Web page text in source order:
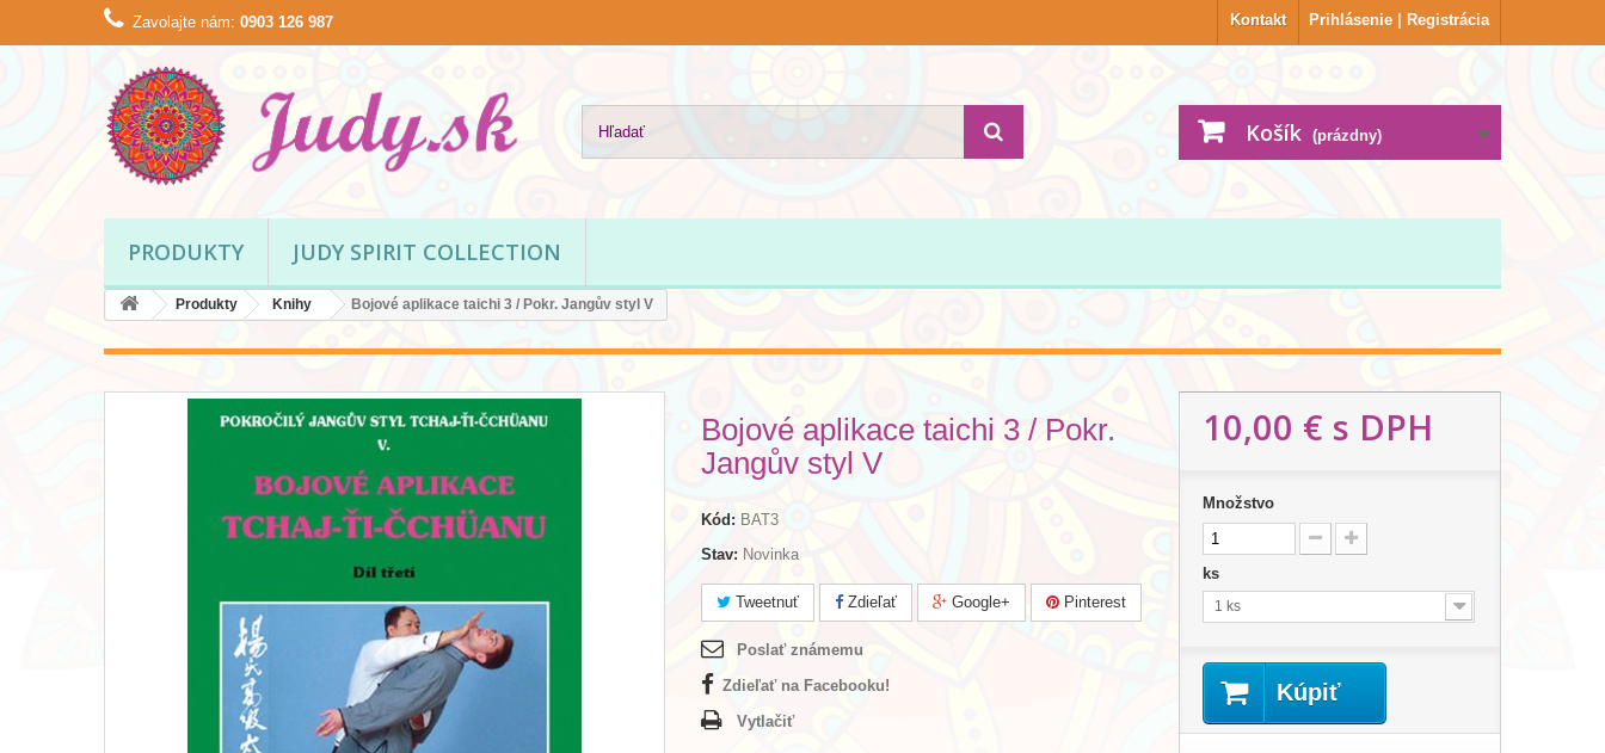
Prihlásenie | Registrácia
Kontakt
Zavolajte nám: 0903 126 987
Košík (prázdny)
PRODUKTY JUDY SPIRIT COLLECTION
Produkty Knihy Bojové aplikace taichi 3 / Pokr. Jangův styl V
Bojové aplikace taichi 3 / Pokr.
Jangův styl V
Kód: BAT3
Stav: Novinka
Tweetnuť Zdieľať Google+ Pinterest
Poslať známemu
Zdieľať na Facebooku!
Vytlačiť
10,00 € s DPH
Množstvo
ks
1 ks
Kúpiť